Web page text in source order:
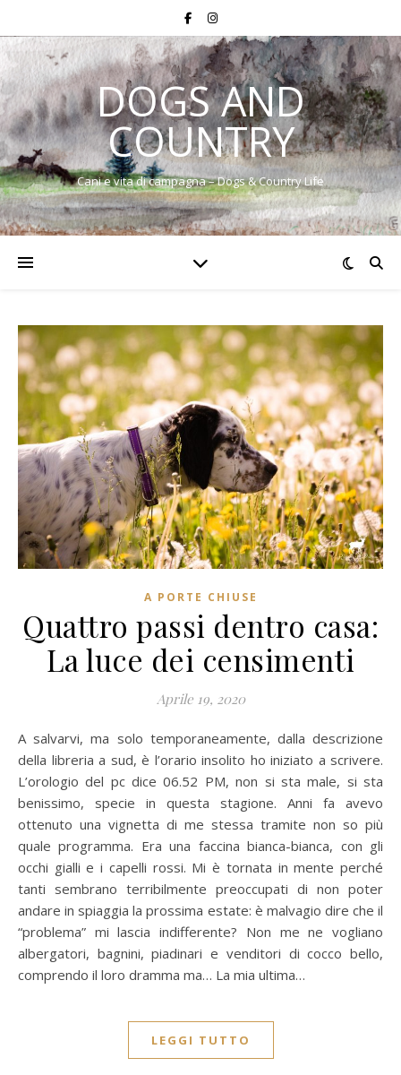
DOGS AND
COUNTRY
Cani e vita di campagna – Dogs & Country Life
A PORTE CHIUSE
Quattro passi dentro casa:
La luce dei censimenti
Aprile 19, 2020
A salvarvi, ma solo temporaneamente, dalla descrizione
della libreria a sud, è l’orario insolito ho iniziato a scrivere.
L’orologio del pc dice 06.52 PM, non si sta male, si sta
benissimo, specie in questa stagione. Anni fa avevo
ottenuto una vignetta di me stessa tramite non so più
quale programma. Era una faccina bianca-bianca, con gli
occhi gialli e i capelli rossi. Mi è tornata in mente perché
tanti sembrano terribilmente preoccupati di non poter
andare in spiaggia la prossima estate: è malvagio dire che il
“problema” mi lascia indifferente? Non me ne vogliano
albergatori, bagnini, piadinari e venditori di cocco bello,
comprendo il loro dramma ma… La mia ultima…
LEGGI TUTTO